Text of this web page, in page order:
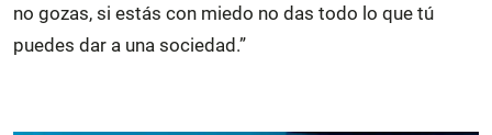
no gozas, si estás con miedo no das todo lo que tú
puedes dar a una sociedad.”